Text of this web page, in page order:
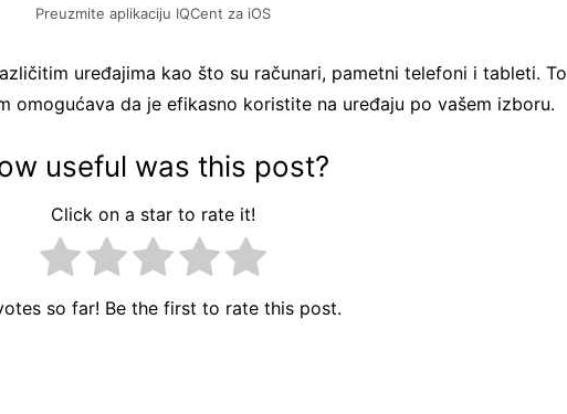
Preuzmite aplikaciju IQCent za iOS
uređajima kao što su računari, pametni telefoni i tableti. To
omogućava da je efikasno koristite na uređaju po vašem izboru.
useful was this post?
Click on a star to rate it!
so far! Be the first to rate this post.